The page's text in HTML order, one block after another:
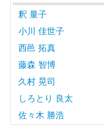
釈 量子
小川 佳世子
西邑 拓真
藤森 智博
久村 晃司
しろとり 良太
佐々木 勝浩